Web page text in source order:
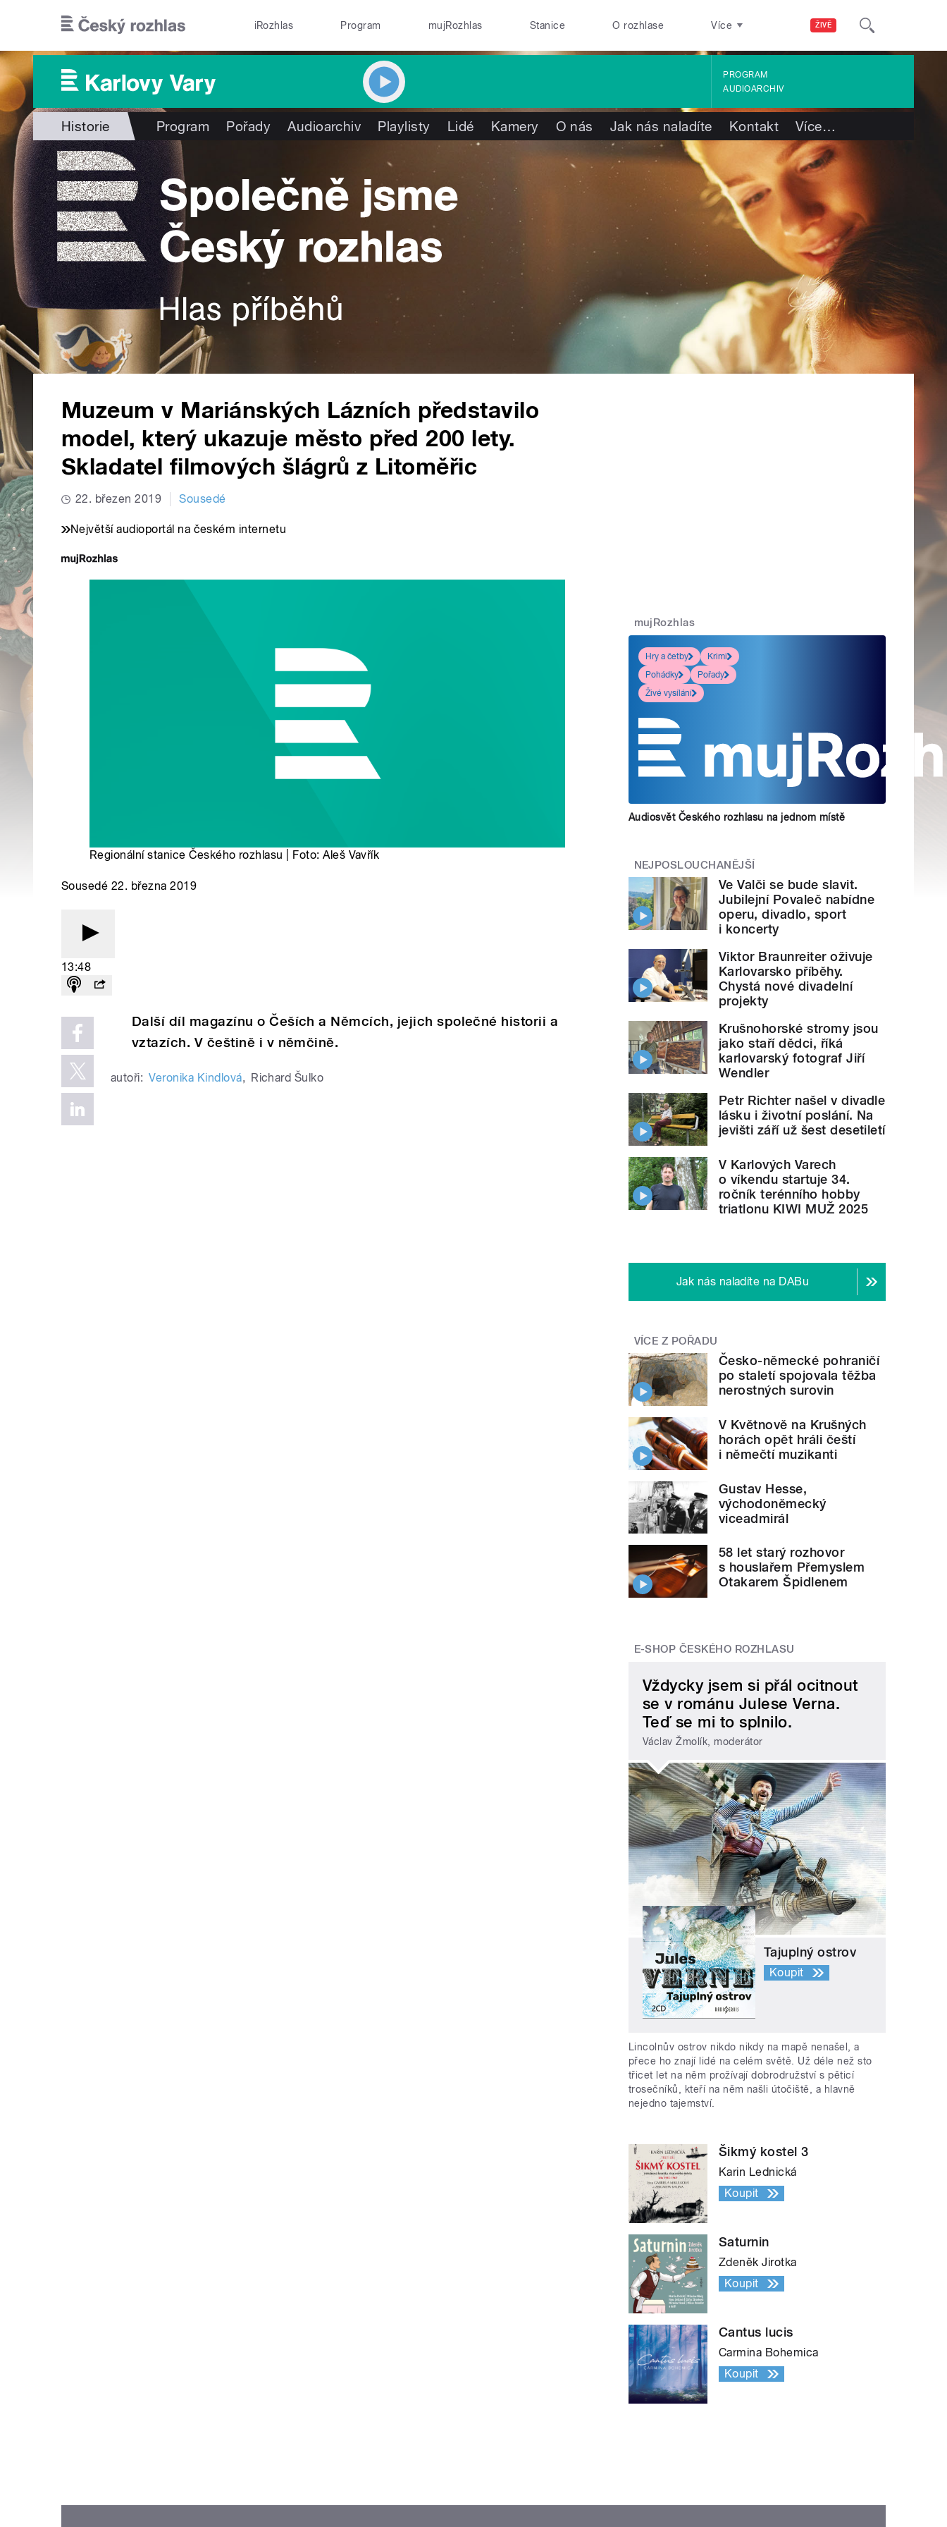
ŽIVĚ
iRozhlas Program mujRozhlas Stanice O rozhlase Více
PROGRAM
AUDIOARCHIV
Historie Program Pořady Audioarchiv Playlisty Lidé Kamery O nás Jak nás naladíte Kontakt Více…
Muzeum v Mariánských Lázních představilo
model, který ukazuje město před 200 lety.
Skladatel filmových šlágrů z Litoměřic
22. březen 2019 Sousedé
Největší audioportál na českém internetu
Regionální stanice Českého rozhlasu | Foto: Aleš Vavřík
Sousedé 22. března 2019
13:48
Další díl magazínu o Češích a Němcích, jejich společné historii a
vztazích. V češtině i v němčině.
autoři: Veronika Kindlová, Richard Šulko
mujRozhlas
Hry a četby
Krimi
Pohádky
Pořady
Živé vysílání
Audiosvět Českého rozhlasu na jednom místě
NEJPOSLOUCHANĚJŠÍ
Ve Valči se bude slavit.
Jubilejní Povaleč nabídne
operu, divadlo, sport
i koncerty
Viktor Braunreiter oživuje
Karlovarsko příběhy.
Chystá nové divadelní
projekty
Krušnohorské stromy jsou
jako staří dědci, říká
karlovarský fotograf Jiří
Wendler
Petr Richter našel v divadle
lásku i životní poslání. Na
jevišti září už šest desetiletí
V Karlových Varech
o víkendu startuje 34.
ročník terénního hobby
triatlonu KIWI MUŽ 2025
Jak nás naladíte na DABu
VÍCE Z POŘADU
Česko-německé pohraničí
po staletí spojovala těžba
nerostných surovin
V Květnově na Krušných
horách opět hráli čeští
i němečtí muzikanti
Gustav Hesse,
východoněmecký
viceadmirál
58 let starý rozhovor
s houslařem Přemyslem
Otakarem Špidlenem
E-SHOP ČESKÉHO ROZHLASU
Vždycky jsem si přál ocitnout
se v románu Julese Verna.
Teď se mi to splnilo.
Václav Žmolík, moderátor
Tajuplný ostrov
Koupit
Lincolnův ostrov nikdo nikdy na mapě nenašel, a
přece ho znají lidé na celém světě. Už déle než sto
třicet let na něm prožívají dobrodružství s pěticí
trosečníků, kteří na něm našli útočiště, a hlavně
nejedno tajemství.
Šikmý kostel 3
Karin Lednická
Koupit
Saturnin
Zdeněk Jirotka
Koupit
Cantus lucis
Carmina Bohemica
Koupit